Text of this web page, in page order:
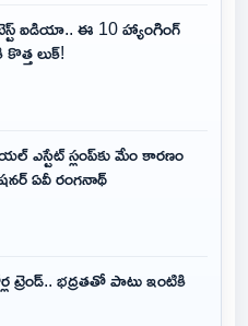
ఐడియా.. ఈ 10 హ్యాంగింగ్
లుక్!
స్లంప్‌కు మేం కారణం
ఏవీ రంగనాథ్
ట్రెండ్.. భద్రతతో పాటు ఇంటికి